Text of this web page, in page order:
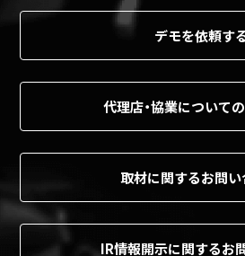
デモを依頼す
代理店・協業について
取材に関するお問
IR情報開示に関するお